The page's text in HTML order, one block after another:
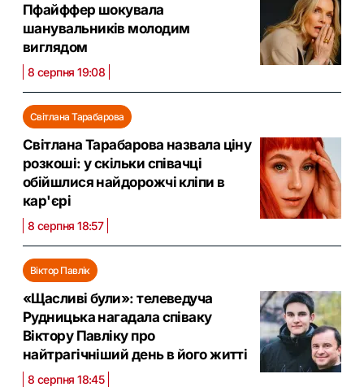
Пфайффер шокувала
шанувальників молодим
виглядом
8 серпня 19:08
Світлана Тарабарова
Світлана Тарабарова назвала ціну
розкоші: у скільки співачці
обійшлися найдорожчі кліпи в
кар'єрі
8 серпня 18:57
Віктор Павлік
«Щасливі були»: телеведуча
Рудницька нагадала співаку
Віктору Павліку про
найтрагічніший день в його житті
8 серпня 18:45